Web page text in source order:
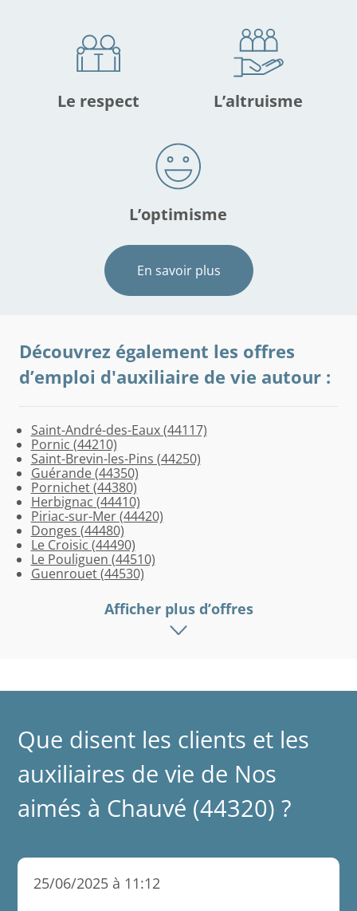
Le respect L’altruisme
L’optimisme
En savoir plus
Découvrez également les offres
d’emploi d'auxiliaire de vie autour :
Saint-André-des-Eaux (44117)
Pornic (44210)
Saint-Brevin-les-Pins (44250)
Guérande (44350)
Pornichet (44380)
Herbignac (44410)
Piriac-sur-Mer (44420)
Donges (44480)
Le Croisic (44490)
Le Pouliguen (44510)
Guenrouet (44530)
Saint-
Malo-
de-
Guersac
(44550)
Trignac
(44570)
Saint-
Nazaire
(44600)
Saint-
Joachim
(44720)
Saint-
Michel-
Chef-
Chef
(44730)
Batz-
sur-
Mer
(44740)
La
Bernerie-
en-
Retz
(44760)
Préfailles
(44770)
Missillac
(44780)
Théhillac
(56130)
Pénestin
(56760)
Sainte-
Reine-
de-
Bretagne
(44160)
Corsept
(44560)
Afficher plus d’offres
Que disent les clients et les
auxiliaires de vie de Nos
aimés à Chauvé (44320) ?
25/06/2025 à 11:12